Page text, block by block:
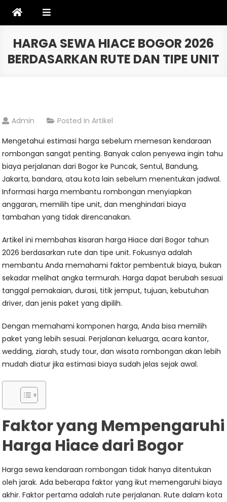
HARGA SEWA HIACE BOGOR 2026
BERDASARKAN RUTE DAN TIPE UNIT
Admin Posted InArtikel
Mengetahui estimasi harga sebelum memesan kendaraan
rombongan sangat penting. Banyak calon penyewa ingin tahu
biaya perjalanan dari Bogor ke Puncak, Sentul, Bandung,
Jakarta, bandara, atau kota lain sebelum menentukan jadwal.
Informasi harga membantu rombongan menyiapkan
anggaran, memilih tipe unit, dan menghindari biaya
tambahan yang tidak direncanakan.
Artikel ini membahas kisaran harga Hiace dari Bogor tahun
2026 berdasarkan rute dan tipe unit. Fokusnya adalah
membantu Anda memahami faktor pembentuk biaya, bukan
sekadar melihat angka termurah. Harga dapat berubah sesuai
tanggal pemakaian, durasi, titik jemput, tujuan, kebutuhan
driver, dan jenis paket yang dipilih.
Dengan memahami komponen harga, Anda bisa memilih
paket yang lebih sesuai. Perjalanan keluarga, acara kantor,
wedding, ziarah, study tour, dan wisata rombongan akan lebih
mudah diatur jika estimasi biaya sudah jelas sejak awal.
Faktor yang Mempengaruhi
Harga Hiace dari Bogor
Harga sewa kendaraan rombongan tidak hanya ditentukan
oleh jarak. Ada beberapa faktor yang ikut memengaruhi biaya
akhir. Faktor pertama adalah rute perjalanan. Rute dalam kota